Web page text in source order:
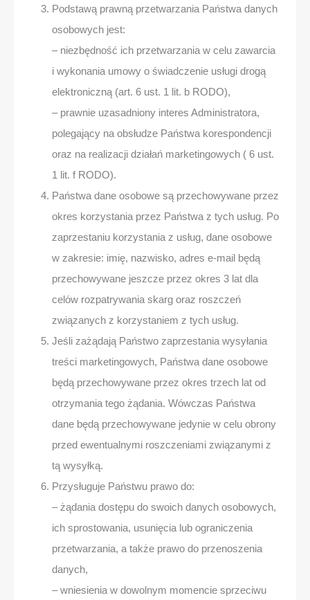
Podstawą prawną przetwarzania Państwa danych
osobowych jest:
– niezbędność ich przetwarzania w celu zawarcia
i wykonania umowy o świadczenie usługi drogą
elektroniczną (art. 6 ust. 1 lit. b RODO),
– prawnie uzasadniony interes Administratora,
polegający na obsłudze Państwa korespondencji
oraz na realizacji działań marketingowych ( 6 ust.
1 lit. f RODO).
Państwa dane osobowe są przechowywane przez
okres korzystania przez Państwa z tych usług. Po
zaprzestaniu korzystania z usług, dane osobowe
w zakresie: imię, nazwisko, adres e-mail będą
przechowywane jeszcze przez okres 3 lat dla
celów rozpatrywania skarg oraz roszczeń
związanych z korzystaniem z tych usług.
Jeśli zażądają Państwo zaprzestania wysyłania
treści marketingowych, Państwa dane osobowe
będą przechowywane przez okres trzech lat od
otrzymania tego żądania. Wówczas Państwa
dane będą przechowywane jedynie w celu obrony
przed ewentualnymi roszczeniami związanymi z
tą wysyłką.
Przysługuje Państwu prawo do:
– żądania dostępu do swoich danych osobowych,
ich sprostowania, usunięcia lub ograniczenia
przetwarzania, a także prawo do przenoszenia
danych,
– wniesienia w dowolnym momencie sprzeciwu